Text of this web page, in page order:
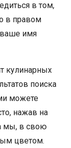
в том,
в правом
ваше имя
кулинарных
поиска
можете
нажав на
мы, в свою
цветом.